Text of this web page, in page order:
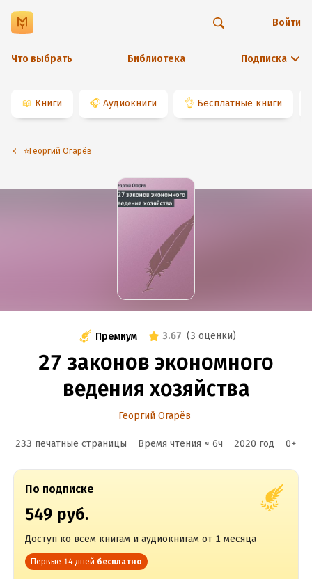
Что выбрать Библиотека Подписка
Войти
📖 Книги 🎧 Аудиокниги 👌 Бесплатные книги
⭐️Георгий Огарёв
Премиум 3.67 (3 оценки)
27 законов экономного
ведения хозяйства
Георгий Огарёв
233 печатные страницы Время чтения ≈ 6ч 2020 год 0+
По подписке
549 руб.
Доступ ко всем книгам и аудиокнигам от 1 месяца
Первые 14 дней бесплатно